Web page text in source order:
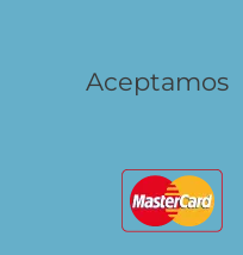
Aceptamos